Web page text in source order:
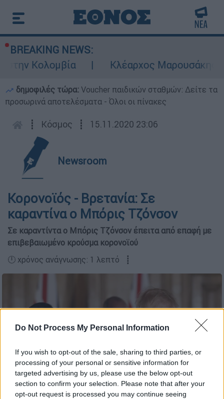
Do Not Process My Personal Information
If you wish to opt-out of the sale, sharing to third parties, or
processing of your personal or sensitive information for
targeted advertising by us, please use the below opt-out
section to confirm your selection. Please note that after your
opt-out request is processed you may continue seeing
BREAKING NEWS:
Κολομβία
Κλέαρχος Μαρουσάκης:
δημοφιλές τώρα: Voucher παιδικών σταθμών: Δείτε τα
προσωρινά αποτελέσματα - Όλοι οι πίνακες
┋ Κόσμος ┋ 15.11.2020 23:06
Newsroom
Κορονοϊός - Βρετανία: Σε
καραντίνα ο Μπόρις Τζόνσον
Σε καραντίντα ο Μπόρις Τζόνσον έπειτα από επαφή με
επιβεβαιωμένο κρούσμα κορονοϊού
🕛 χρόνος ανάγνωσης: 1 λεπτό ┋